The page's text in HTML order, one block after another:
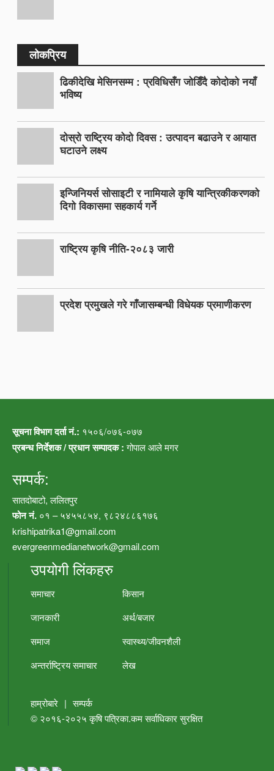
लोकप्रिय
ढिकीदेखि मेसिनसम्म : प्रविधिसँग जोडिँदै कोदोको नयाँ
भविष्य
दोस्रो राष्ट्रिय कोदो दिवस : उत्पादन बढाउने र आयात
घटाउने लक्ष्य
इन्जिनियर्स सोसाइटी र नामियाले कृषि यान्त्रिकीकरणको
दिगो विकासमा सहकार्य गर्ने
राष्ट्रिय कृषि नीति-२०८३ जारी
प्रदेश प्रमुखले गरे गाँजासम्बन्धी विधेयक प्रमाणीकरण
सूचना विभाग दर्ता नं.: १५०६/०७६-०७७
प्रबन्ध निर्देशक / प्रधान सम्पादक :गोपाल आले मगर
सम्पर्क:
सातदोबाटो, ललितपुर
फोन नं. ०१ – ५४५५८५४, ९८२४८८६१७६
krishipatrika1@gmail.com
evergreenmedianetwork@gmail.com
उपयोगी लिंकहरु
समाचार
किसान
जानकारी
अर्थ/बजार
समाज
स्वास्थ्य/जीवनशैली
अन्तर्राष्ट्रिय समाचार
लेख
हाम्रोबारे | सम्पर्क
© २०१६-२०२५कृषि पत्रिका.कमसर्वाधिकार सुरक्षित